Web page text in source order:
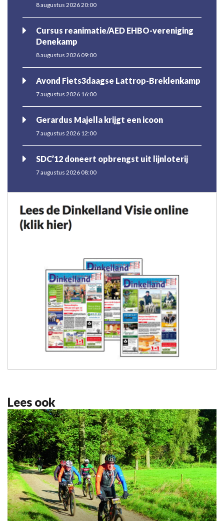
8 augustus 2026 20:00
Cursus reanimatie/AED EHBO-vereniging
Denekamp
8 augustus 2026 09:00
Avond Fiets3daagse Lattrop-Breklenkamp
7 augustus 2026 16:00
Gerardus Majella krijgt een icoon
7 augustus 2026 12:00
SDC’12 doneert opbrengst uit lijnloterij
7 augustus 2026 08:00
Lees ook